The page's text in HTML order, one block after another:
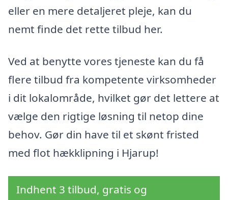
eller en mere detaljeret pleje, kan du
nemt finde det rette tilbud her.
Ved at benytte vores tjeneste kan du få
flere tilbud fra kompetente virksomheder
i dit lokalområde, hvilket gør det lettere at
vælge den rigtige løsning til netop dine
behov. Gør din have til et skønt fristed
med flot hækklipning i Hjarup!
Indhent 3 tilbud, gratis og